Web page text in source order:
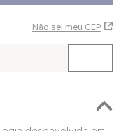
Não sei meu CEP